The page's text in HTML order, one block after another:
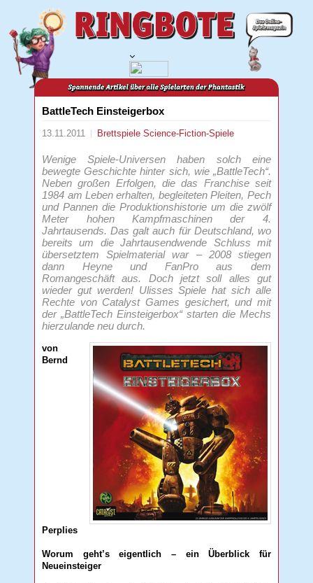
BattleTech Einsteigerbox
13.11.2011 BrettspieleScience-Fiction-Spiele
Wenige Spiele-Universen haben solch eine
bewegte Geschichte hinter sich, wie „BattleTech“.
Neben großen Erfolgen, die das Franchise seit
1984 am Leben erhalten, begleiteten Pleiten, Pech
und Pannen die Produktionshistorie um die zwölf
Meter hohen Kampfmaschinen der 4.
Jahrtausends. Das galt auch für Deutschland, wo
bereits um die Jahrtausendwende Schluss mit
übersetztem Spielmaterial war – 2008 stiegen
dann Heyne und FanPro aus dem
Romangeschäft aus. Doch jetzt soll alles gut
wieder gut werden! Ulisses Spiele hat sich alle
Rechte von Catalyst Games gesichert, und mit
der „BattleTech Einsteigerbox“ starten die Mechs
hierzulande neu durch.
von
Bernd
Perplies
Worum geht’s eigentlich – ein Überblick für
Neueinsteiger